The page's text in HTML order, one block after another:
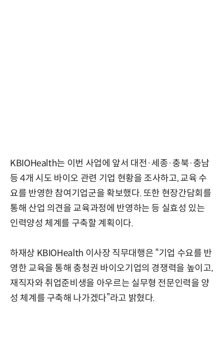
KBIOHealth는 이번 사업에 앞서 대전·세종·충북·충남
등 4개 시도 바이오 관련 기업 현황을 조사하고, 교육 수
요를 반영한 참여기업군을 확보했다. 또한 현장간담회를
통해 산업 의견을 교육과정에 반영하는 등 실효성 있는
인력양성 체계를 구축할 계획이다.
하재상 KBIOHealth 이사장 직무대행은 “기업 수요를 반
영한 교육을 통해 충청권 바이오기업의 경쟁력을 높이고,
재직자와 취업준비생을 아우르는 실무형 전문인력을 양
성 체계를 구축해 나가겠다”라고 밝혔다.